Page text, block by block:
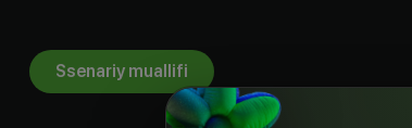
Ssenariy muallifi